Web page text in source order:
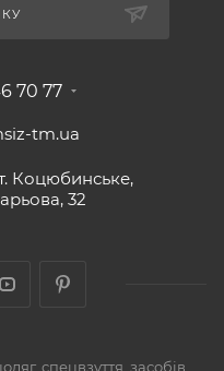
70 77
tm.ua
Коцюбинське,
32
спецвзуття, засобів